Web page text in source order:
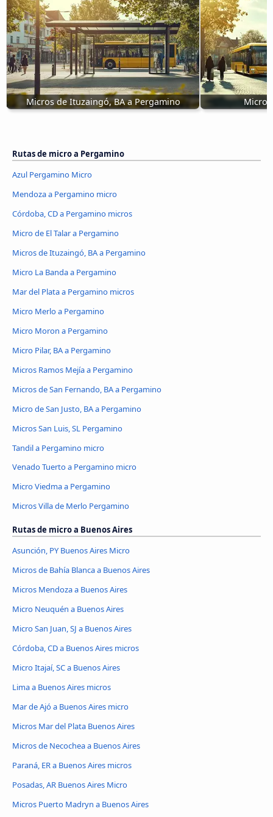
Micros de Ituzaingó, BA a Pergamino Micro
Rutas de micro a Pergamino
Azul Pergamino Micro
Mendoza a Pergamino micro
Córdoba, CD a Pergamino micros
Micro de El Talar a Pergamino
Micros de Ituzaingó, BA a Pergamino
Micro La Banda a Pergamino
Mar del Plata a Pergamino micros
Micro Merlo a Pergamino
Micro Moron a Pergamino
Micro Pilar, BA a Pergamino
Micros Ramos Mejía a Pergamino
Micros de San Fernando, BA a Pergamino
Micro de San Justo, BA a Pergamino
Micros San Luis, SL Pergamino
Tandil a Pergamino micro
Venado Tuerto a Pergamino micro
Micro Viedma a Pergamino
Micros Villa de Merlo Pergamino
Rutas de micro a Buenos Aires
Asunción, PY Buenos Aires Micro
Micros de Bahía Blanca a Buenos Aires
Micros Mendoza a Buenos Aires
Micro Neuquén a Buenos Aires
Micro San Juan, SJ a Buenos Aires
Córdoba, CD a Buenos Aires micros
Micro Itajaí, SC a Buenos Aires
Lima a Buenos Aires micros
Mar de Ajó a Buenos Aires micro
Micros Mar del Plata Buenos Aires
Micros de Necochea a Buenos Aires
Paraná, ER a Buenos Aires micros
Posadas, AR Buenos Aires Micro
Micros Puerto Madryn a Buenos Aires